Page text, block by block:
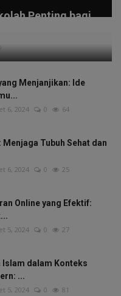
Penting bagi
Menjanjikan: Ide
6, 2024 0 64
Tubuh Sehat dan
6, 2024 0 25
Online yang Efektif:
5, 2024 0 27
Islam dalam Konteks
...
5, 2024 0 81